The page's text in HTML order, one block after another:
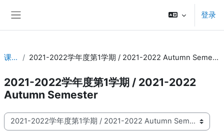
登录
课程 2021-2022学年度第1学期 / 2021-2022 Autumn Semester
2021-2022学年度第1学期 / 2021-2022
Autumn Semester
课程类别